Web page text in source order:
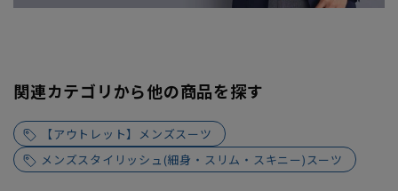
関連カテゴリから他の商品を探す
【アウトレット】メンズスーツ
メンズスタイリッシュ(細身・スリム・スキニー)スーツ